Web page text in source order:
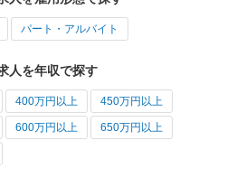
パート・アルバイト
人を年収で探す
400万円以上 450万円以上
600万円以上 650万円以上